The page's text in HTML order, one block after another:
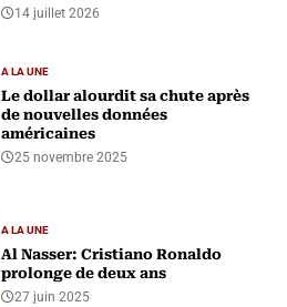
14 juillet 2026
A LA UNE
Le dollar alourdit sa chute après
de nouvelles données
américaines
25 novembre 2025
A LA UNE
Al Nasser: Cristiano Ronaldo
prolonge de deux ans
27 juin 2025